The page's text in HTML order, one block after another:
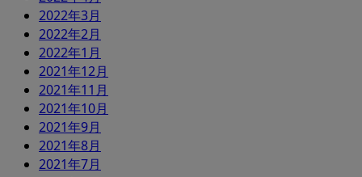
2022年3月
2022年2月
2022年1月
2021年12月
2021年11月
2021年10月
2021年9月
2021年8月
2021年7月